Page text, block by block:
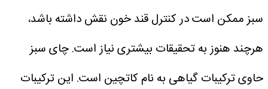
سبز ممکن است در کنترل قند خون نقش داشته باشد،
هرچند هنوز به تحقیقات بیشتری نیاز است.چای سبز
حاوی ترکیبات گیاهی به نام کاتچین است. این ترکیبات